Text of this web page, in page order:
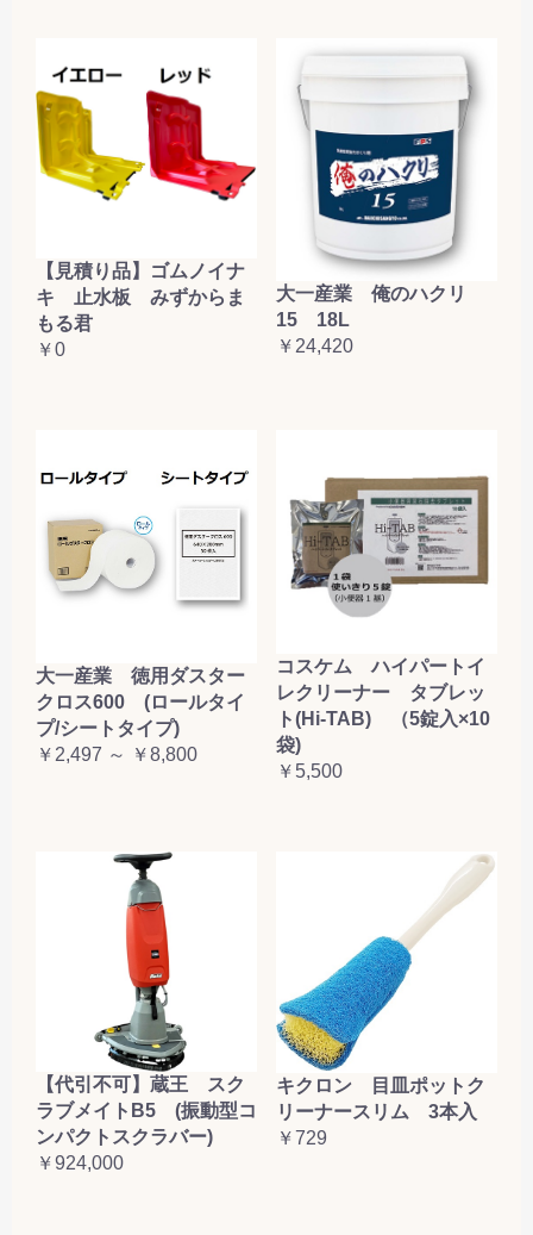
【見積り品】ゴムノイナ
キ 止水板 みずからま
もる君
￥0
大一産業 俺のハクリ
15 18L
￥24,420
大一産業 徳用ダスター
クロス600 (ロールタイ
プ/シートタイプ)
￥2,497 ～ ￥8,800
コスケム ハイパートイ
レクリーナー タブレッ
ト(Hi-TAB) （5錠入×10
袋)
￥5,500
【代引不可】蔵王 スク
ラブメイトB5 (振動型コ
ンパクトスクラバー)
￥924,000
キクロン 目皿ポットク
リーナースリム 3本入
￥729